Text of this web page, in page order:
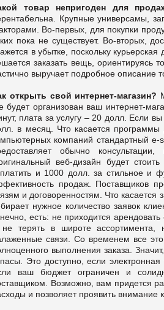
товар непригоден для
Крупные универсамы,
Во-первых, для покупки
пока не существует. Во-вторых,
в убытке, поскольку
заказать вещь, ориентируясь
выручает подробное описание
открыть свой интернет-магазин?
будет организован ваш интернет-
плата за услугу – 20 долл. Если
в месяц. Что касается
компаний стандартный
обычно
веб-дизайн будет
и 1000 долл. за стильное и
продаж.
Поставщиков
и договоренностям. Что касается
нужное количество заявок
есть: не приходится
терять в широте ассортимента,
связи. Со временем все это
выполнения заказа.
Это доступно, если
ваш бюджет ограничен и
Возможно, вам придется
и позволяет проявить внимание